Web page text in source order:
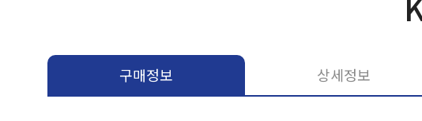
구매정보 상세정보